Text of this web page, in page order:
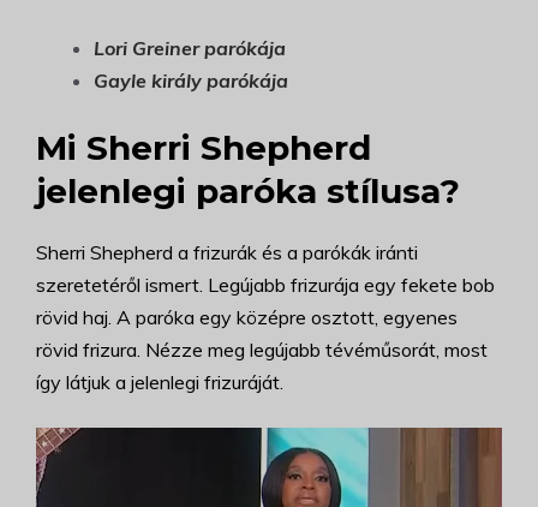
Lori Greiner parókája
Gayle király parókája
Mi Sherri Shepherd
jelenlegi paróka stílusa?
Sherri Shepherd a frizurák és a parókák iránti
szeretetéről ismert. Legújabb frizurája egy fekete bob
rövid haj. A paróka egy középre osztott, egyenes
rövid frizura. Nézze meg legújabb tévéműsorát, most
így látjuk a jelenlegi frizuráját.